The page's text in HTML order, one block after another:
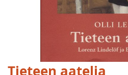
Skip
Tieteen aatelia